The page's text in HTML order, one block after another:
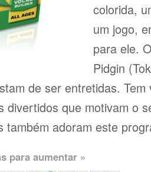
colorida,
um jogo,
para ele.
Pidgin
de ser entretidas. Tem
divertidos que motivam o
também adoram este
para aumentar »